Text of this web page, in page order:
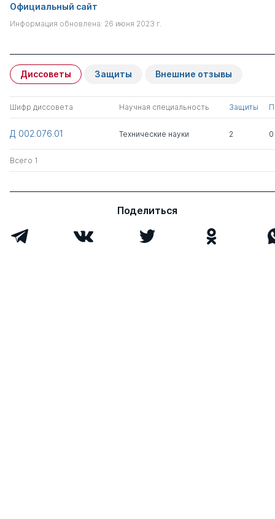
Официальный сайт
Информация обновлена: 26 июня 2023 г.
Диссоветы Защиты Внешние отзывы
Шифр диссовета Научная специальность Защиты
Д 002.076.01 Технические науки 2 0
Всего 1
Поделиться